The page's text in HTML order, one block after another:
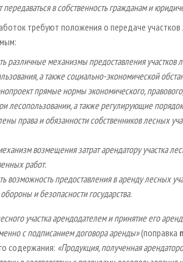
передаваться в собственность гражданам и
требуют положения о передаче
различные механизмы предоставления
а также социально-экономической
прямые нормы экономического,
лесопользовании, а также регулирующие
права и обязанности собственников лесных
возмещения затрат арендатору участка
работ.
возможность предоставления в аренду лесных
и безопасности государства.
участка арендодателем и принятие его
с подписанием договора аренды»(поправка
содержания: «Продукция, полученная